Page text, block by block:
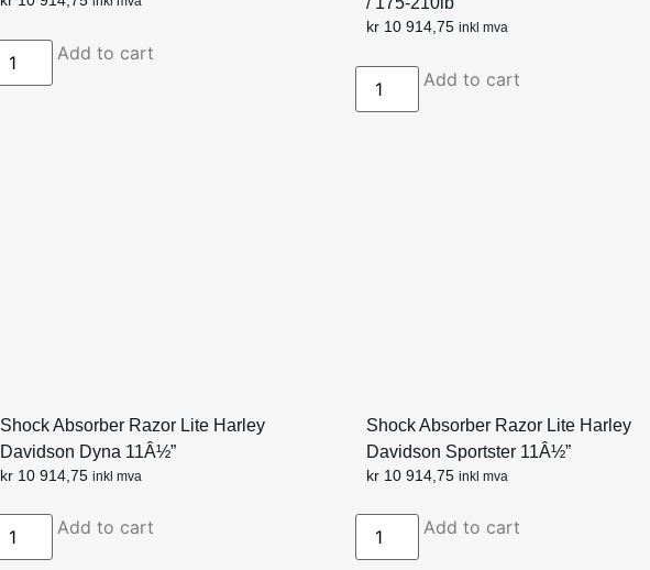
Add to cart
kr10 914,75 inkl mva
Add to cart
Shock Absorber Razor Lite Harley
Davidson Dyna 11Â½”
kr 10 914,75 inkl mva
Add to cart
Shock Absorber Razor Lite Harley
Davidson Sportster 11Â½”
kr10 914,75 inkl mva
Add to cart